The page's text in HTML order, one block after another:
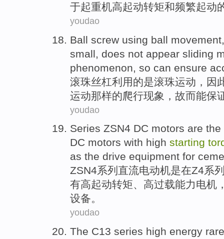
于起重机高起动转矩和频繁起动
youdao
Ball screw using ball movement
small
does not appear sliding
phenomenon so can ensure
滚珠丝杠利用的是滚珠运动 ， 因
运动那样的爬行现象 ， 故而能保
youdao
Series ZSN4 DC motors are the
DC motors with high starting
as the drive equipment for
ZSN4系列 直流电动机是在Z4系
有高起动转矩、高过载能力电机
设备。
youdao
The C13 series high energy rare